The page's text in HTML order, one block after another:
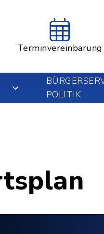
Terminvereinbarung
POLITIK